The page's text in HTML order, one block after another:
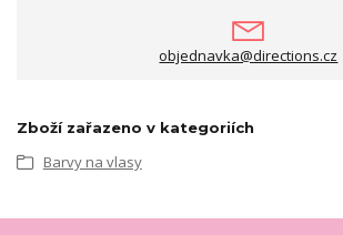
objednavka@directions.cz
Zboží zařazeno v kategoriích
Barvy na vlasy